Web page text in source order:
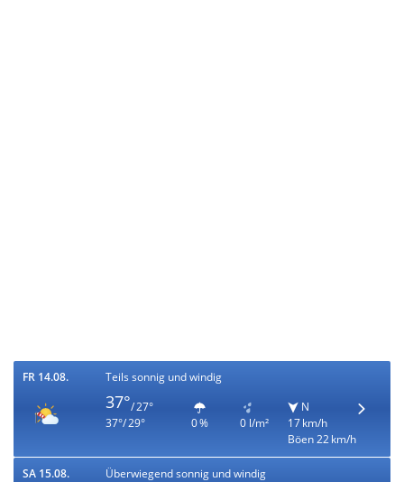
FR 14.08. Teils sonnig und windig
37°/ 27°
37°/ 29°
0 % 0 l/m²
N
17 km/h
Böen 22 km/h
SA 15.08. Überwiegend sonnig und windig